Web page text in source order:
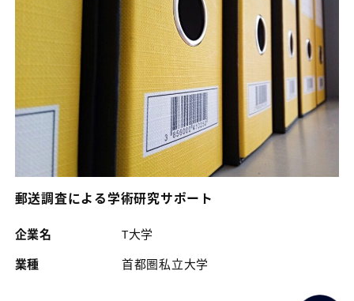
郵送調査による学術研究サポート
企業名
T大学
業種
首都圏私立大学